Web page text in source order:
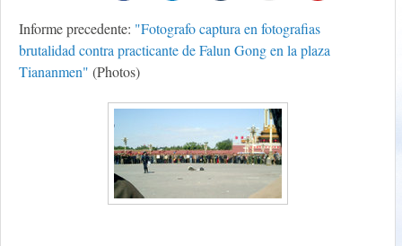
Informe precedente: "Fotografo captura en fotografias
brutalidad contra practicante de Falun Gong en la plaza
Tiananmen" (Photos)